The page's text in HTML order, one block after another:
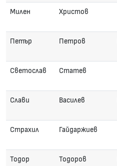
Милен Христов
Петър Петров
Светослав Статев
Слави Василев
Страхил Гайдаржиев
Тодор Тодоров